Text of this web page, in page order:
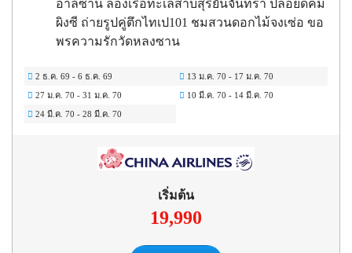
อาลีซาน ล่องเรือทะเลสาบสุริยันจันทรา ปล่อยดคม
ผิงซี ถ่ายรูปคู่ตึกไทเป101 ชมสวนดอกไม้จงเซ่อ ขอ
พรความรักวัดหลงซาน
2 ธ.ค. 69 - 6 ธ.ค. 69 13 ม.ค. 70 - 17 ม.ค. 70
27 ม.ค. 70 - 31 ม.ค. 70 10 มี.ค. 70 - 14 มี.ค. 70
24 มี.ค. 70 - 28 มี.ค. 70
เริ่มต้น
19,990